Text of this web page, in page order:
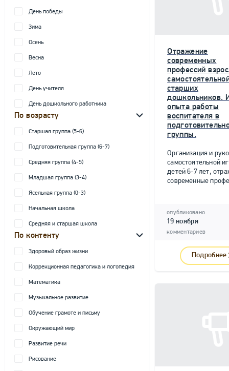
День победы
Зима
Осень
Весна
Лето
День учителя
День дошкольного работника
По возрасту
Старшая группа (5-6)
Подготовительная группа (6-7)
Средняя группа (4-5)
Младшая группа (3-4)
Ясельная группа (0-3)
Начальная школа
Средняя и старшая школа
По контенту
Здоровый образ жизни
Коррекционная педагогика и логопедия
Математика
Музыкальное развитие
Обучение грамоте и письму
Окружающий мир
Развитие речи
Рисование
Отражение
современных
профессий
старших
дошкольников.
опыта работы
воспитателя в
группы.
Организация и
самостоятельной
детей 6-7 лет,
современные
опубликовано
19 ноября
комментариев
Подробнее